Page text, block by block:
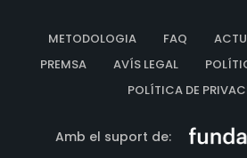
METODOLOGIA FAQ
PREMSA
AVÍS LEGAL
POLÍTICA DE
Amb el suport de: